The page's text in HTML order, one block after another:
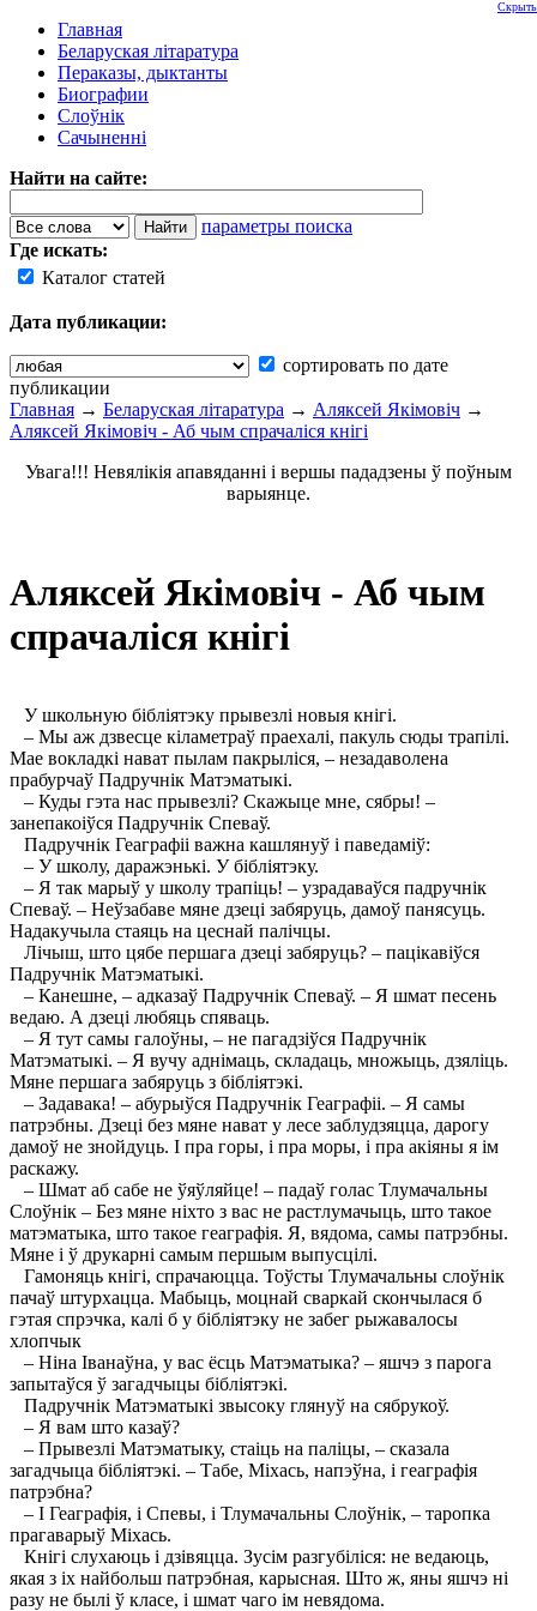
Главная
Беларуская літаратура
Пераказы, дыктанты
Биографии
Слоўнік
Сачыненні
Найти на сайте:
параметры поиска
Где искать:
Каталог статей
Дата публикации:
сортировать по дате
публикации
Скрыть
Главная → Беларуская літаратура → Аляксей Якімовіч →
Аляксей Якімовіч - Аб чым спрачаліся кнігі
Увага!!! Невялікія апавяданні і вершы пададзены ў поўным
варыянце.
Аляксей Якімовіч - Аб чым
спрачаліся кнігі
У школьную бібліятэку прывезлі новыя кнігі.
– Мы аж дзвесце кіламетраў праехалі, пакуль сюды трапілі.
Мае вокладкі нават пылам пакрыліся, – незадаволена
прабурчаў Падручнік Матэматыкі.
– Куды гэта нас прывезлі? Скажыце мне, сябры! –
занепакоіўся Падручнік Спеваў.
Падручнік Геаграфіі важна кашлянуў і паведаміў:
– У школу, даражэнькі. У бібліятэку.
– Я так марыў у школу трапіць! – узрадаваўся падручнік
Спеваў. – Неўзабаве мяне дзеці забяруць, дамоў панясуць.
Надакучыла стаяць на цеснай палічцы.
Лічыш, што цябе першага дзеці забяруць? – пацікавіўся
Падручнік Матэматыкі.
– Канешне, – адказаў Падручнік Спеваў. – Я шмат песень
ведаю. А дзеці любяць спяваць.
– Я тут самы галоўны, – не пагадзіўся Падручнік
Матэматыкі. – Я вучу аднімаць, складаць, множыць, дзяліць.
Мяне першага забяруць з бібліятэкі.
– Задавака! – абурыўся Падручнік Геаграфіі. – Я самы
патрэбны. Дзеці без мяне нават у лесе заблудзяцца, дарогу
дамоў не знойдуць. I пра горы, і пра моры, і пра акіяны я ім
раскажу.
– Шмат аб сабе не ўяўляйце! – падаў голас Тлумачальны
Слоўнік – Без мяне ніхто з вас не растлумачыць, што такое
матэматыка, што такое геаграфія. Я, вядома, самы патрэбны.
Мяне і ў друкарні самым першым выпусцілі.
Гамоняць кнігі, спрачаюцца. Тоўсты Тлумачальны слоўнік
пачаў штурхацца. Мабыць, моцнай сваркай скончылася б
гэтая спрэчка, калі б у бібліятэку не забег рыжавалосы
хлопчык
– Ніна Іванаўна, у вас ёсць Матэматыка? – яшчэ з парога
запытаўся ў загадчыцы бібліятэкі.
Падручнік Матэматыкі звысоку глянуў на сябрукоў.
– Я вам што казаў?
– Прывезлі Матэматыку, стаіць на паліцы, – сказала
загадчыца бібліятэкі. – Табе, Міхась, напэўна, і геаграфія
патрэбна?
– I Геаграфія, і Спевы, і Тлумачальны Слоўнік, – таропка
прагаварыў Міхась.
Кнігі слухаюць і дзівяцца. Зусім разгубіліся: не ведаюць,
якая з іх найбольш патрэбная, карысная. Што ж, яны яшчэ ні
разу не былі ў класе, і шмат чаго ім невядома.